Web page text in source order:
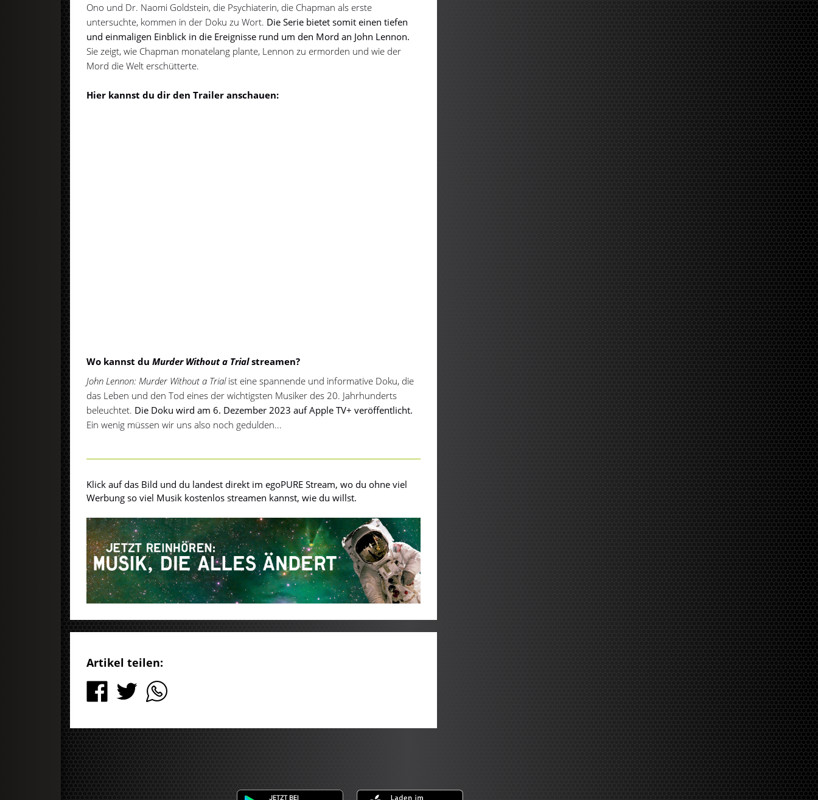
Ono und Dr. Naomi Goldstein, die Psychiaterin, die Chapman als erste
untersuchte, kommen in der Doku zu Wort. Die Serie bietet somit einen tiefen
und einmaligen Einblick in die Ereignisse rund um den Mord an John Lennon.
Sie zeigt, wie Chapman monatelang plante, Lennon zu ermorden und wie der
Mord die Welt erschütterte.
Hier kannst du dir den Trailer anschauen:
Wo kannst du Murder Without a Trialstreamen?
John Lennon: Murder Without a Trialist eine spannende und informative Doku, die
das Leben und den Tod eines der wichtigsten Musiker des 20. Jahrhunderts
beleuchtet. Die Doku wird am 6. Dezember 2023 auf Apple TV+ veröffentlicht.
Ein wenig müssen wir uns also noch gedulden...
Klick auf das Bild und du landest direkt im egoPURE Stream, wo du ohne viel
Werbung so viel Musik kostenlos streamen kannst, wie du willst.
Artikel teilen: